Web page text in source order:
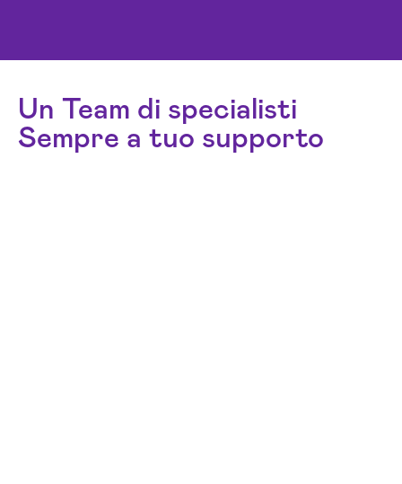
Un Team di specialisti
Sempre a tuo supporto